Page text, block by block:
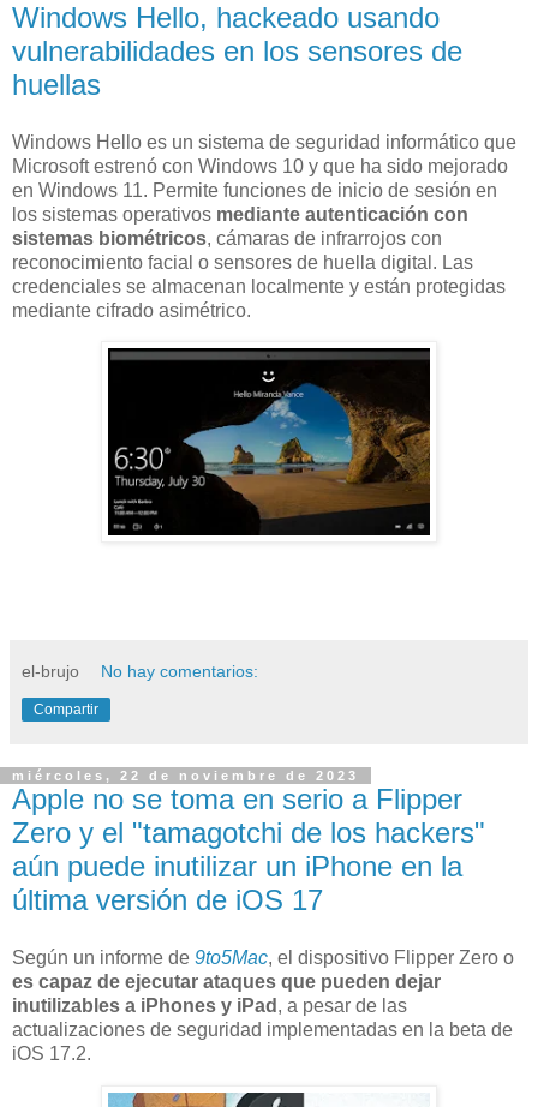
Windows Hello, hackeado usando
vulnerabilidades en los sensores de
huellas
Windows Hello es un sistema de seguridad informático que
Microsoft estrenó con Windows 10 y que ha sido mejorado
en Windows 11. Permite funciones de inicio de sesión en
los sistemas operativos mediante autenticación con
sistemas biométricos, cámaras de infrarrojos con
reconocimiento facial o sensores de huella digital. Las
credenciales se almacenan localmente y están protegidas
mediante cifrado asimétrico.
el-brujo No hay comentarios:
Compartir
miércoles, 22 de noviembre de 2023
Apple no se toma en serio a Flipper
Zero y el "tamagotchi de los hackers"
aún puede inutilizar un iPhone en la
última versión de iOS 17
Según un informe de 9to5Mac, el dispositivo Flipper Zero o
es capaz de ejecutar ataques que pueden dejar
inutilizables a iPhones y iPad , a pesar de las
actualizaciones de seguridad implementadas en la beta de
iOS 17.2.